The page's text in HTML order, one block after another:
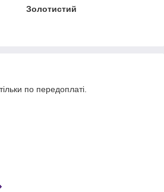
Золотистий
по передоплаті.